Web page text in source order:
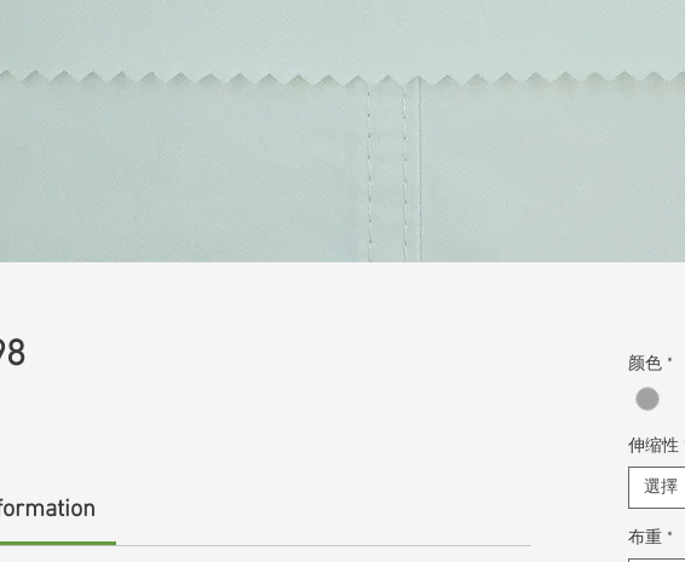
颜色 *
伸缩性
選擇
布重 *